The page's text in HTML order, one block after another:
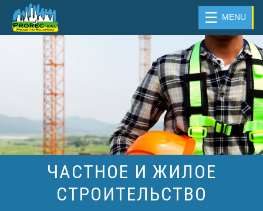
☰ MENU
ЧАСТНОЕ И ЖИЛОЕ
СТРОИТЕЛЬСТВО